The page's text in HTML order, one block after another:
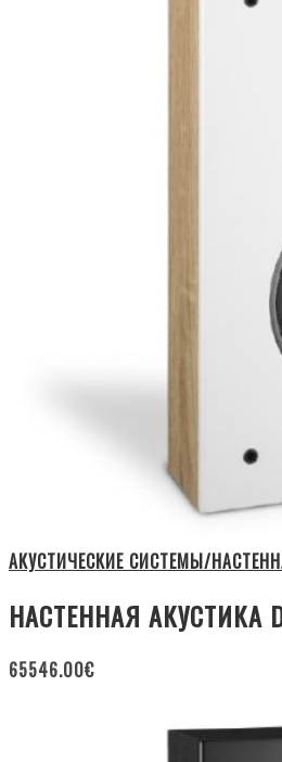
АКУСТИЧЕСКИЕ СИСТЕМЫ/
НАСТЕННАЯ АКУСТИКА
65546.00€